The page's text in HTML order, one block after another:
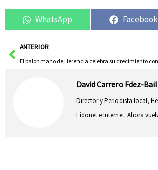
WhatsApp Facebook
AntANTERIOR
David Carrero Fdez-
Director y Periodista local,
Fidonet e Internet. Ahora